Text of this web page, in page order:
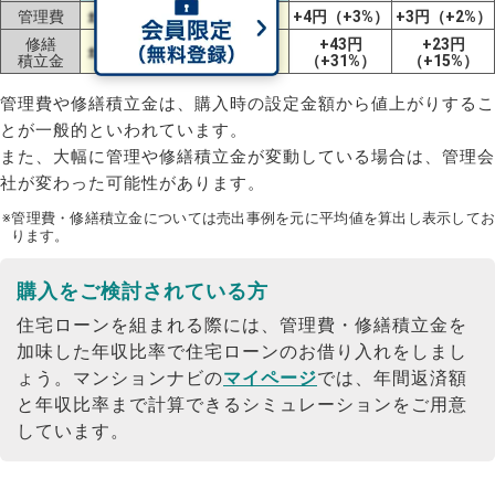
管理費 ±0円（±0%） -5円（-4%） +4円（+3%）
+3円（+2%）
修繕
積立金
±0円（±0%） -4円（-3%）
+43円
（+31%）
+23円
（+15%）
管理費や修繕積立金は、購入時の設定金額から値上がりするこ
とが一般的といわれています。
また、大幅に管理や修繕積立金が変動している場合は、管理会
社が変わった可能性があります。
※管理費・修繕積立金については売出事例を元に平均値を算出し表示してお
ります。
購入をご検討されている方
住宅ローンを組まれる際には、管理費・修繕積立金を
加味した年収比率で住宅ローンのお借り入れをしまし
ょう。 マンションナビのマイページでは、年間返済額
と年収比率まで計算できるシミュレーションをご用意
しています。